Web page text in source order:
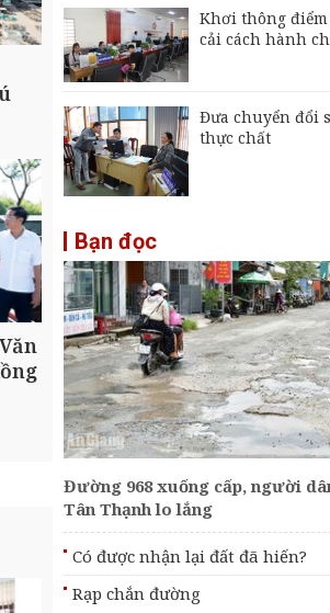
Khơi thông
cải cách hành
Đưa chuyển đổi
thực chất
Bạn đọc
Đường 968 xuống cấp, người
Tân Thạnh lo lắng
Có được nhận lại đất đã hiến?
Rạp chắn đường